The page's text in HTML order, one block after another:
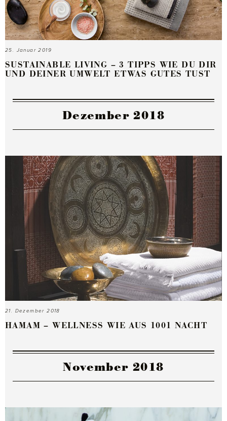
25. Januar 2019
SUSTAINABLE LIVING – 3 TIPPS WIE DU DIR
UND DEINER UMWELT ETWAS GUTES TUST
Dezember 2018
21. Dezember 2018
HAMAM – WELLNESS WIE AUS 1001 NACHT
November 2018